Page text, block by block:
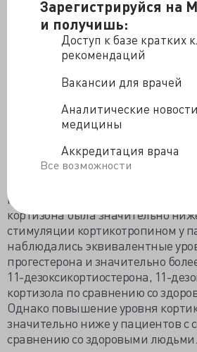
Зарегистрируйся на
и получишь:
Доступ к базе кратких
рекомендаций
Вакансии для врачей
Аналитические новости
медицины
Аккредитация врача
Все возможности
здоровых участников. Не
признаку пола, за исключением
прогестерон у женщин был ниже
после введения кортикотропина
различались.
По сравнению со здоровыми
сепсисом наблюдались
профили. В исходном состоянии
дезоксикортикостерона, 11-
кортизола, но не кортикостерона.
кортикостерона не отличался, а
кортизона была значительно
стимуляции кортикотропином у
наблюдались эквивалентные
прогестерона и значительно
11-дезоксикортиостерона, 11-
кортизола по сравнению со
Однако повышение уровня
значительно ниже у пациентов с
сравнению со здоровыми людьми.